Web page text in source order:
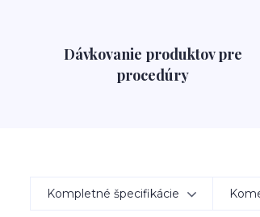
Dávkovanie produktov pre
procedúry
Kompletné špecifikácie